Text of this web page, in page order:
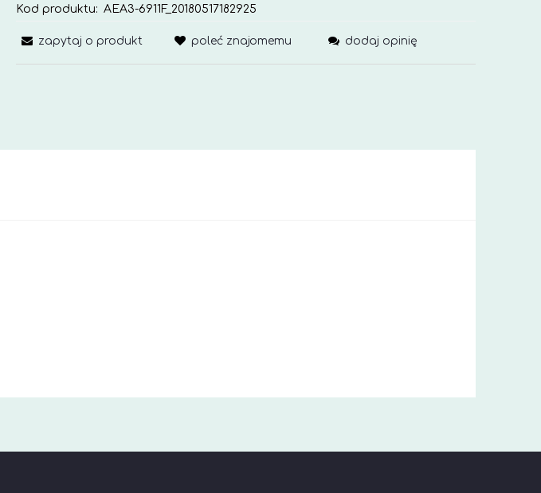
Kod produktu: AEA3-6911F_20180517182925
zapytaj o produkt poleć znajomemu dodaj opinię